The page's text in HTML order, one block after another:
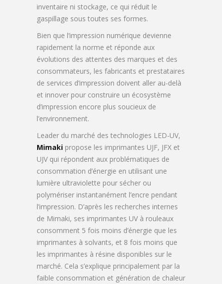
inventaire ni stockage, ce qui réduit le
gaspillage sous toutes ses formes.
Bien que l’impression numérique devienne
rapidement la norme et réponde aux
évolutions des attentes des marques et des
consommateurs, les fabricants et prestataires
de services d’impression doivent aller au-delà
et innover pour construire un écosystème
d’impression encore plus soucieux de
l’environnement.
Leader du marché des technologies LED-UV,
Mimaki propose les imprimantes UJF, JFX et
UJV qui répondent aux problématiques de
consommation d’énergie en utilisant une
lumière ultraviolette pour sécher ou
polymériser instantanément l’encre pendant
l’impression. D’après les recherches internes
de Mimaki, ses imprimantes UV à rouleaux
consomment 5 fois moins d’énergie que les
imprimantes à solvants, et 8 fois moins que
les imprimantes à résine disponibles sur le
marché. Cela s’explique principalement par la
faible consommation et génération de chaleur